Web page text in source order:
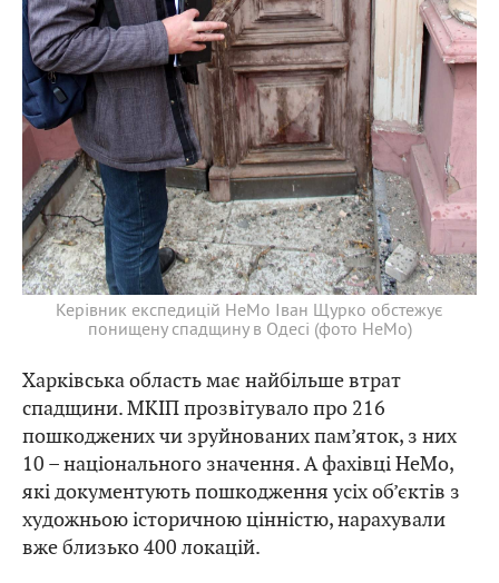
Керівник експедицій HeMo Іван Щурко обстежує
понищену спадщину в Одесі (фото HeMo)
Харківська область має найбільше втрат
спадщини. МКІП прозвітувало про 216
пошкоджених чи зруйнованих пам’яток, з них
10 – національного значення. А фахівці HeMo,
які документують пошкодження усіх об’єктів з
художньою історичною цінністю, нарахували
вже близько 400 локацій.